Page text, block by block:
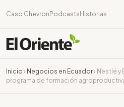
Caso Chevron Podcasts Historias
Inicio › Negocios en Ecuador› Nestlé y
programa de formación